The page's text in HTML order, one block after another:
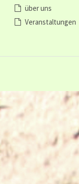
über uns
Veranstaltungen